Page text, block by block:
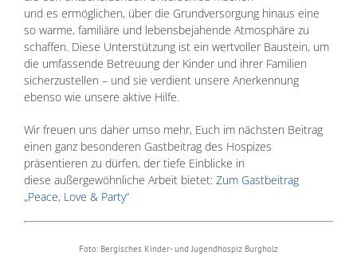
und es ermöglichen, über die Grundversorgung hinaus eine
so warme, familiäre und lebensbejahende Atmosphäre zu
schaffen. Diese Unterstützung ist ein wertvoller Baustein, um
die umfassende Betreuung der Kinder und ihrer Familien
sicherzustellen – und sie verdient unsere Anerkennung
ebenso wie unsere aktive Hilfe.
Wir freuen uns daher umso mehr, Euch im nächsten Beitrag
einen ganz besonderen Gastbeitrag des Hospizes
präsentieren zu dürfen, der tiefe Einblicke in
diese außergewöhnliche Arbeit bietet: Zum Gastbeitrag
„Peace, Love & Party“
Foto: Bergisches Kinder- und Jugendhospiz Burgholz